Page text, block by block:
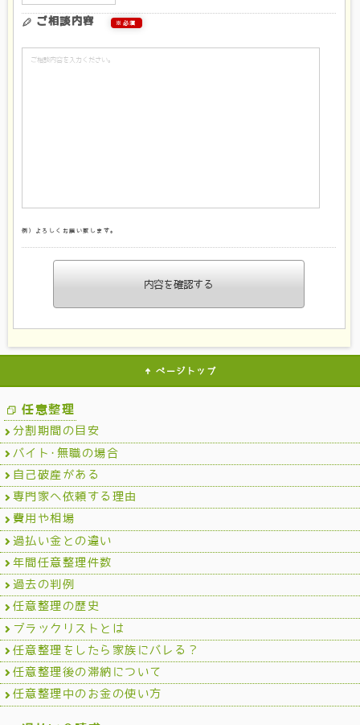
ご相談内容 ※必須
例）よろしくお願い致します。
ページトップ
任意整理
分割期間の目安
バイト･無職の場合
自己破産がある
専門家へ依頼する理由
費用や相場
過払い金との違い
年間任意整理件数
過去の判例
任意整理の歴史
ブラックリストとは
任意整理をしたら家族にバレる？
任意整理後の滞納について
任意整理中のお金の使い方